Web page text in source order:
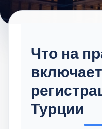
Что на
включает
Турции